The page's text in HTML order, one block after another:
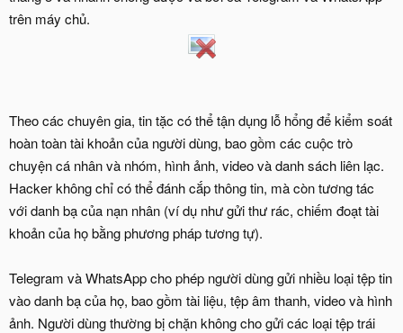
trên máy chủ.
Theo các chuyên gia, tin tặc có thể tận dụng lỗ hổng để kiểm soát
hoàn toàn tài khoản của người dùng, bao gồm các cuộc trò
chuyện cá nhân và nhóm, hình ảnh, video và danh sách liên lạc.
Hacker không chỉ có thể đánh cắp thông tin, mà còn tương tác
với danh bạ của nạn nhân (ví dụ như gửi thư rác, chiếm đoạt tài
khoản của họ bằng phương pháp tương tự).
Telegram và WhatsApp cho phép người dùng gửi nhiều loại tệp tin
vào danh bạ của họ, bao gồm tài liệu, tệp âm thanh, video và hình
ảnh. Người dùng thường bị chặn không cho gửi các loại tệp trái